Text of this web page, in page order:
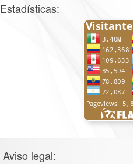
Estadísticas:
Aviso legal: